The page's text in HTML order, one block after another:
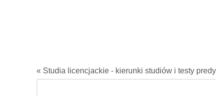
« Studia licencjackie - kierunki studiów i testy